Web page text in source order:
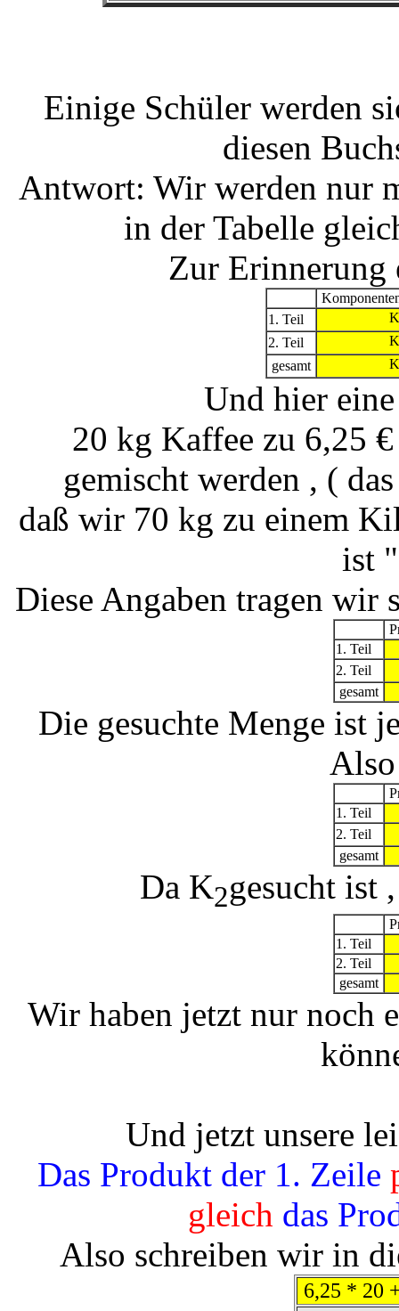
Einige Schüler werden
diesen
Antwort: Wir werden nur
in der Tabelle
Zur Erinnerung
1. Teil
K
2. Teil
K
gesamt
K
Und hier
20 kg Kaffee zu 6,25
gemischt werden , (
daß wir 70 kg zu einem
ist
Diese Angaben tragen wir
1. Teil
2. Teil
gesamt
Die gesuchte Menge ist
1. Teil
2. Teil
gesamt
Da K2gesucht ist
1. Teil
2. Teil
gesamt
Wir haben jetzt nur noch
Und jetzt unsere
Das Produkt der 1. Zeile
gleich das
Also schreiben wir in
6,25 * 20